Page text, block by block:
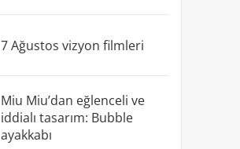
7 Ağustos vizyon filmleri
Miu Miu’dan eğlenceli ve
iddialı tasarım: Bubble
ayakkabı